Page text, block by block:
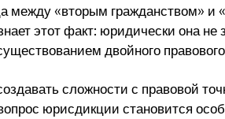
между «вторым гражданством»
этот факт: юридически она
двойного правового
сложности с правовой
юрисдикции становится